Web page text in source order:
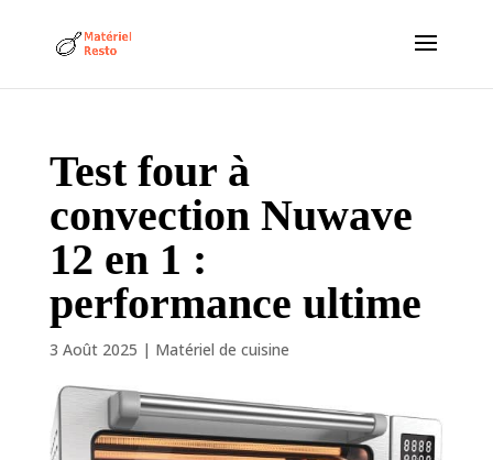
Test four à
convection Nuwave
12 en 1 :
performance ultime
3 Août 2025 | Matériel de cuisine